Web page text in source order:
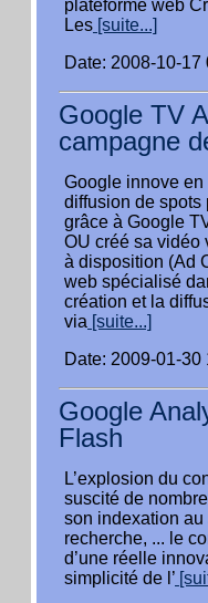
plateforme web
Les [suite...]
Date: 2008-10-17
Google TV
campagne
Google innove en
diffusion de spots
grâce à Google
OU créé sa vidéo
à disposition (Ad
web spécialisé
création et la
via [suite...]
Date: 2009-01-30
Google
Flash
L’explosion du
suscité de
son indexation
recherche, ... le
d’une réelle
simplicité de l’